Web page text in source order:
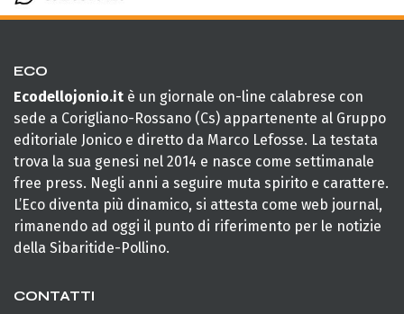
ECO
Ecodellojonio.it è un giornale on-line calabrese con
sede a Corigliano-Rossano (Cs) appartenente al Gruppo
editoriale Jonico e diretto da Marco Lefosse. La testata
trova la sua genesi nel 2014 e nasce come settimanale
free press. Negli anni a seguire muta spirito e carattere.
L’Eco diventa più dinamico, si attesta come web journal,
rimanendo ad oggi il punto di riferimento per le notizie
della Sibaritide-Pollino.
CONTATTI